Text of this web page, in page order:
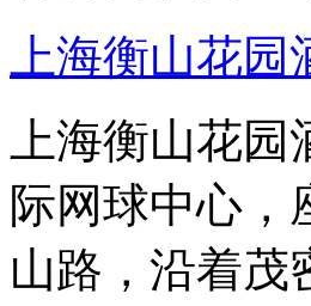
上海衡山花园
上海衡山花
际网球中心，
山路，沿着茂